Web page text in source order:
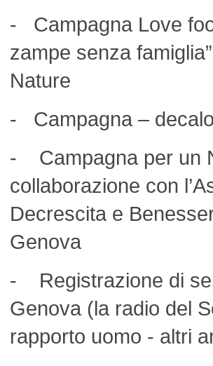
- Campagna Love
zampe senza
Nature
- Campagna –
- Campagna per un
collaborazione con
Decrescita e
Genova
- Registrazione di
Genova (la radio del
rapporto uomo - altri